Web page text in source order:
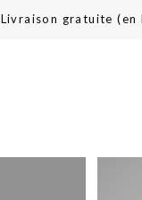
Livraison gratuite